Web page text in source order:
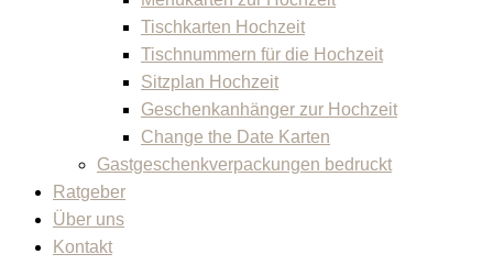
Tischkarten Hochzeit
Tischnummern für die Hochzeit
Sitzplan Hochzeit
Geschenkanhänger zur Hochzeit
Change the Date Karten
Gastgeschenkverpackungen bedruckt
Ratgeber
Über uns
Kontakt